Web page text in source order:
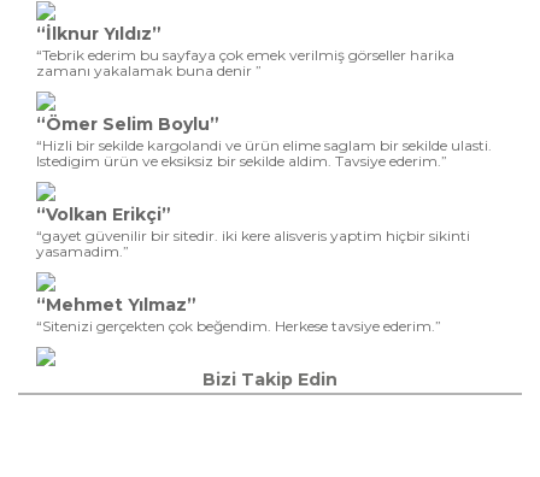
“İlknur Yıldız”
“Tebrik ederim bu sayfaya çok emek verilmiş görseller harika
zamanı yakalamak buna denir ”
“Ömer Selim Boylu”
“Hizli bir sekilde kargolandi ve ürün elime saglam bir sekilde ulasti.
Istedigim ürün ve eksiksiz bir sekilde aldim. Tavsiye ederim.”
“Volkan Erikçi”
“gayet güvenilir bir sitedir. iki kere alisveris yaptim hiçbir sikinti
yasamadim.”
“Mehmet Yılmaz”
“Sitenizi gerçekten çok beğendim. Herkese tavsiye ederim.”
Bizi Takip Edin